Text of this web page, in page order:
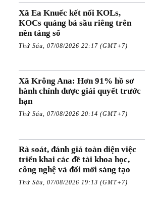
Xã Ea Knuếc kết nối KOLs,
KOCs quảng bá sầu riêng trên
nền tảng số
Thứ Sáu, 07/08/2026 22:17 (GMT+7)
Xã Krông Ana: Hơn 91% hồ sơ
hành chính được giải quyết trước
hạn
Thứ Sáu, 07/08/2026 20:14 (GMT+7)
Rà soát, đánh giá toàn diện việc
triển khai các đề tài khoa học,
công nghệ và đổi mới sáng tạo
Thứ Sáu, 07/08/2026 19:13 (GMT+7)